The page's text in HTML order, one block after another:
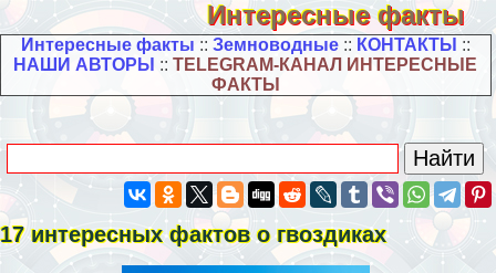
Интересные факты
Интересные факты :: Земноводные:: КОНТАКТЫ ::
НАШИ АВТОРЫ ::TELEGRAM-КАНАЛ ИНТЕРЕСНЫЕ
ФАКТЫ
17 интересных фактов о гвоздиках